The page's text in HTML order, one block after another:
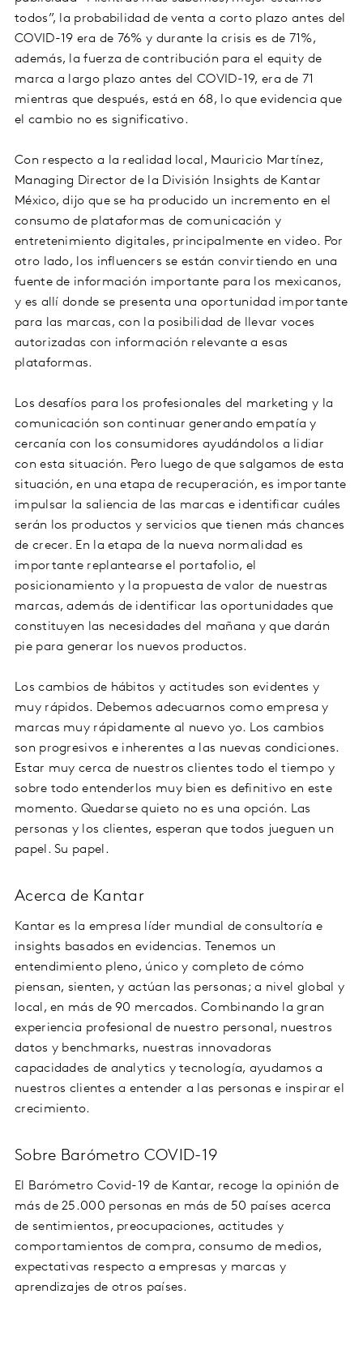
todos”, la probabilidad de venta a corto plazo antes del
COVID-19 era de 76% y durante la crisis es de 71%,
además, la fuerza de contribución para el equity de
marca a largo plazo antes del COVID-19, era de 71
mientras que después, está en 68, lo que evidencia que
el cambio no es significativo.
Con respecto a la realidad local, Mauricio Martínez,
Managing Director de la División Insights de Kantar
México, dijo que se ha producido un incremento en el
consumo de plataformas de comunicación y
entretenimiento digitales, principalmente en video. Por
otro lado, los influencers se están convirtiendo en una
fuente de información importante para los mexicanos,
y es allí donde se presenta una oportunidad importante
para las marcas, con la posibilidad de llevar voces
autorizadas con información relevante a esas
plataformas.
Los desafíos para los profesionales del marketing y la
comunicación son continuar generando empatía y
cercanía con los consumidores ayudándolos a lidiar
con esta situación. Pero luego de que salgamos de esta
situación, en una etapa de recuperación, es importante
impulsar la saliencia de las marcas e identificar cuáles
serán los productos y servicios que tienen más chances
de crecer. En la etapa de la nueva normalidad es
importante replantearse el portafolio, el
posicionamiento y la propuesta de valor de nuestras
marcas, además de identificar las oportunidades que
constituyen las necesidades del mañana y que darán
pie para generar los nuevos productos.
Los cambios de hábitos y actitudes son evidentes y
muy rápidos. Debemos adecuarnos como empresa y
marcas muy rápidamente al nuevo yo. Los cambios
son progresivos e inherentes a las nuevas condiciones.
Estar muy cerca de nuestros clientes todo el tiempo y
sobre todo entenderlos muy bien es definitivo en este
momento. Quedarse quieto no es una opción. Las
personas y los clientes, esperan que todos jueguen un
papel. Su papel.
Acerca de Kantar
Kantar es la empresa líder mundial de consultoría e
insights basados en evidencias. Tenemos un
entendimiento pleno, único y completo de cómo
piensan, sienten, y actúan las personas; a nivel global y
local, en más de 90 mercados. Combinando la gran
experiencia profesional de nuestro personal, nuestros
datos y benchmarks, nuestras innovadoras
capacidades de analytics y tecnología, ayudamos a
nuestros clientes a entender a las personas e inspirar el
crecimiento.
Sobre Barómetro COVID-19
El Barómetro Covid-19 de Kantar, recoge la opinión de
más de 25.000 personas en más de 50 países acerca
de sentimientos, preocupaciones, actitudes y
comportamientos de compra, consumo de medios,
expectativas respecto a empresas y marcas y
aprendizajes de otros países.